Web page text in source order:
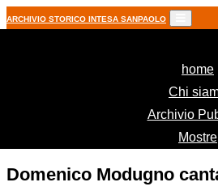
ARCHIVIO STORICO INTESA SANPAOLO
home
Chi
Archivio
Mostre
Domenico Modugno